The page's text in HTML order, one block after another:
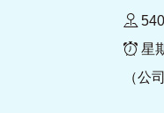
星
（公